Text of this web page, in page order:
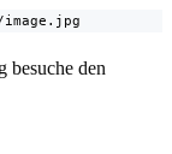
besuche den